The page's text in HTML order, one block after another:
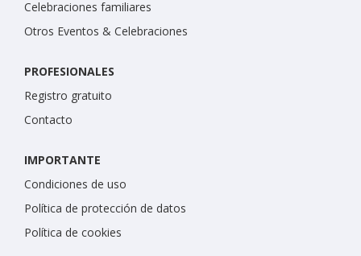
Celebraciones familiares
Otros Eventos & Celebraciones
PROFESIONALES
Registro gratuito
Contacto
IMPORTANTE
Condiciones de uso
Política de protección de datos
Política de cookies